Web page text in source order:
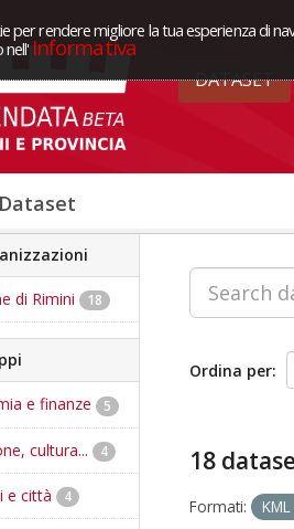
per rendere migliore la tua esperienza di
nell' Informativa
DATASET
Dataset
di Rimini 18
e finanze 5
cultura... 4
e città 4
Ordina per
18
Formati: KML